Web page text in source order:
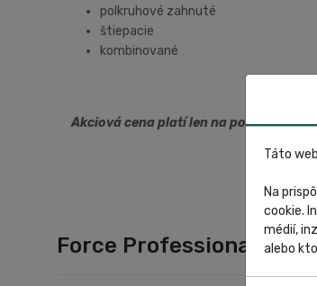
polkruhové zahnuté
štiepacie
kombinované
Akciová cena platí len na položky
Force Professional Tools
Táto
Na
cookie.
médií,
alebo